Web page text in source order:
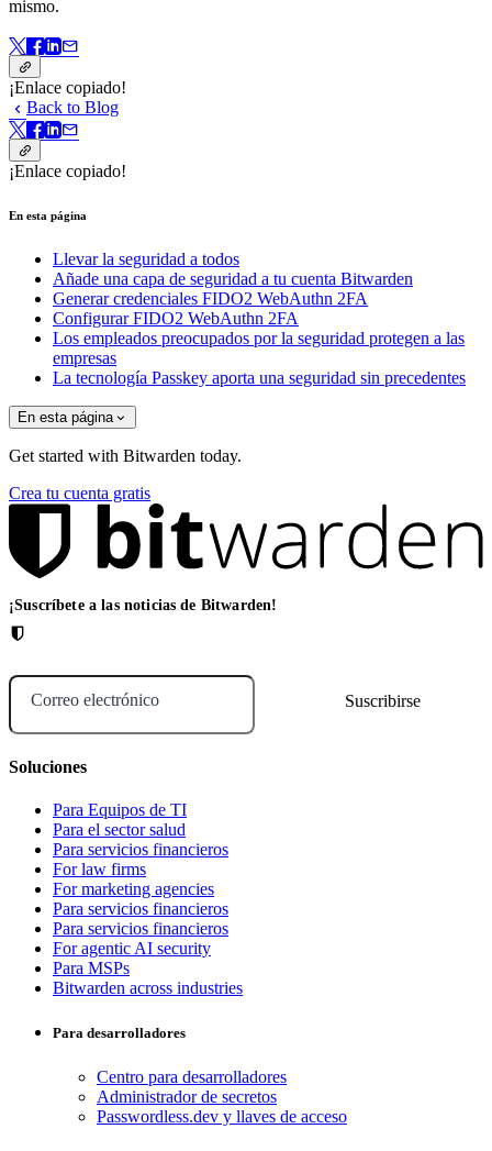
mismo.
¡Enlace copiado!
Back to Blog
¡Enlace copiado!
En esta página
Llevar la seguridad a todos
Añade una capa de seguridad a tu cuenta Bitwarden
Generar credenciales FIDO2 WebAuthn 2FA
Configurar FIDO2 WebAuthn 2FA
Los empleados preocupados por la seguridad protegen a las
empresas
La tecnología Passkey aporta una seguridad sin precedentes
En esta página
Get started with Bitwarden today.
Crea tu cuenta gratis
¡Suscríbete a las noticias de Bitwarden!
Correo electrónico
Soluciones
Para Equipos de TI
Para el sector salud
Para servicios financieros
For law firms
For marketing agencies
Para servicios financieros
Para servicios financieros
For agentic AI security
Para MSPs
Bitwarden across industries
Para desarrolladores
Centro para desarrolladores
Administrador de secretos
Passwordless.dev y llaves de acceso